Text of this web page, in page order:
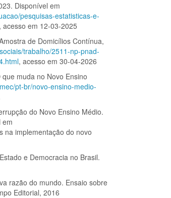
Disponível em
pesquisas-estatisticas-e-
acesso em 12-03-2025
de Domicílios Contínua,
trabalho/2511-np-pnad-
, acesso em 30-04-2026
que muda no Novo Ensino
pt-br/novo-ensino-medio-
do Novo Ensino Médio.
em
na implementação do novo
e Democracia no Brasil.
razão do mundo. Ensaio sobre
Editorial, 2016